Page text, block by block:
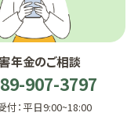
識
年金のご相談
907-3797
付：平日9:00~18:00